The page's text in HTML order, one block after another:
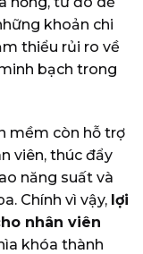
khoản chi
thiểu rủi ro về
bạch trong
mềm còn hỗ trợ
viên, thúc đẩy
năng suất và
Chính vì vậy, lợi
nhân viên
khóa thành